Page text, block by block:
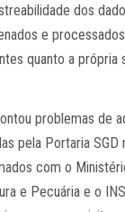
dos
e
quanto a própria
problemas de
pela Portaria SGD
com o
e Pecuária e o